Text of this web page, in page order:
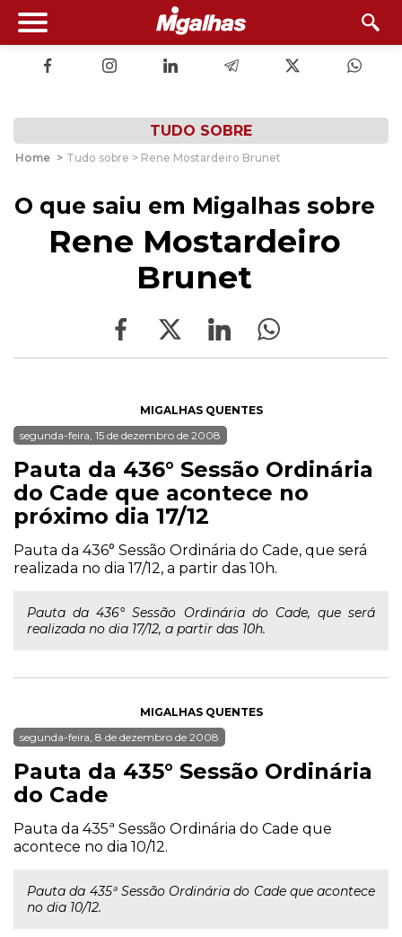
TUDO SOBRE
Home > Tudo sobre > Rene Mostardeiro Brunet
O que saiu em Migalhas sobre
Rene Mostardeiro
Brunet
MIGALHAS QUENTES
segunda-feira, 15 de dezembro de 2008
Pauta da 436° Sessão Ordinária
do Cade que acontece no
próximo dia 17/12
Pauta da 436° Sessão Ordinária do Cade, que será
realizada no dia 17/12, a partir das 10h.
Pauta da 436° Sessão Ordinária do Cade, que será
realizada no dia 17/12, a partir das 10h.
MIGALHAS QUENTES
segunda-feira, 8 de dezembro de 2008
Pauta da 435° Sessão Ordinária
do Cade
Pauta da 435ª Sessão Ordinária do Cade que
acontece no dia 10/12.
Pauta da 435ª Sessão Ordinária do Cade que acontece
no dia 10/12.